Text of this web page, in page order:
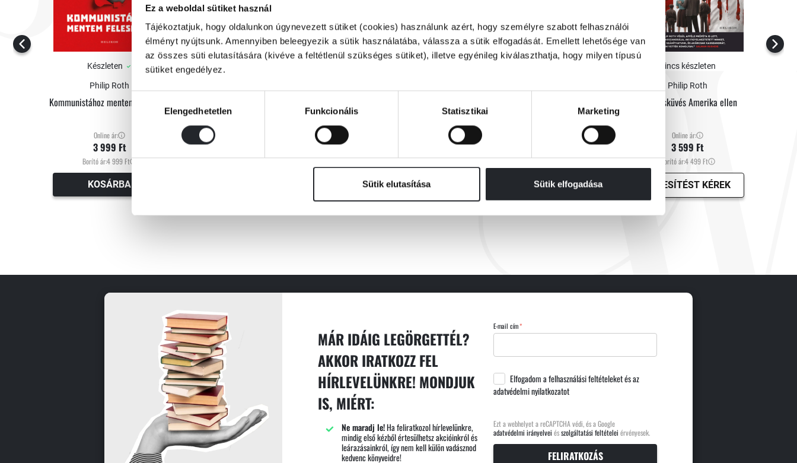
Ez a weboldal sütiket használ
Tájékoztatjuk, hogy oldalunkon úgynevezett sütiket (cookies) használunk azért, hogy személyre szabott felhasználói
élményt nyújtsunk. Amennyiben beleegyezik a sütik használatába, válassza a sütik elfogadását. Emellett lehetősége van
az összes süti elutasítására (kivéve a feltétlenül szükséges sütiket), illetve egyénileg kiválaszthatja, hogy milyen típusú
sütiket engedélyez.
kiválasztásaElengedhetetlen Funkcionális Statisztikai Marketing
Sütik elutasítása Sütik elfogadása
Készleten
Philip Roth
Kommunistához mentem feleségül
Online ár:
3 999 Ft
Borító ár:4 999 Ft
KOSÁRBA
3 999 Ft
Borító ár:4 999 Ft
Online ár:
3 599 Ft
Borító ár:4 499 Ft
ÉRTESÍTÉST KÉREK
nincs készleten
Philip Roth
Összeesküvés Amerika ellen
Online ár:
3 599 Ft
Borító ár:4 499 Ft
ÉRTESÍTÉST KÉREK
MÁR IDÁIG LEGÖRGETTÉL?
AKKOR IRATKOZZ FEL
HÍRLEVELÜNKRE! MONDJUK
IS, MIÉRT:
Ne maradj le!Ha feliratkozol hírlevelünkre,
mindig első kézből értesülhetsz akcióinkról és
leárazásainkról, így nem kell külön vadásznod
kedvenc könyveidre!
E-mail cím
Elfogadom afelhasználási feltételeketés az
adatvédelmi nyilatkozatot
Ezt a webhelyet a reCAPTCHA védi, és a Google
adatvédelmi irányelvei ésszolgáltatási feltételei érvényesek.
FELIRATKOZÁS